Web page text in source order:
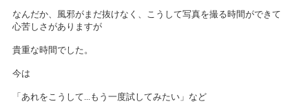
なんだか、風邪がまだ抜けなく、こうして写真を撮る時間ができ
心苦しさがありますが
貴重な時間でした。
今は
「あれをこうして...もう一度試してみたい」など